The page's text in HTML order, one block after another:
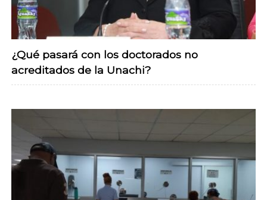
¿Qué pasará con los doctorados no
acreditados de la Unachi?